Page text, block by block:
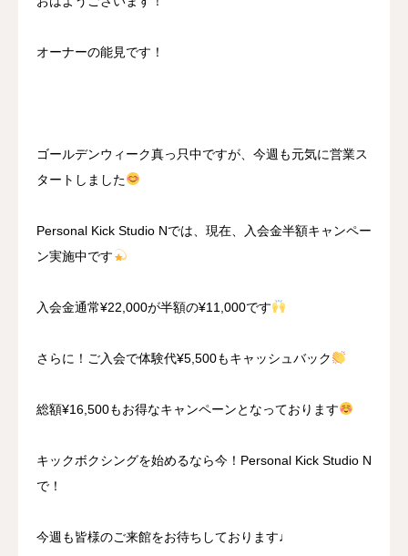
オーナーの能見です！
ゴールデンウィーク真っ只中ですが、今週も元気に営業ス
タートしました
Personal Kick Studio Nでは、現在、入会金半額キャンペー
ン実施中です
入会金通常¥22,000が半額の¥11,000です
さらに！ご入会で体験代¥5,500もキャッシュバック
総額¥16,500もお得なキャンペーンとなっております
キックボクシングを始めるなら今！Personal Kick Studio N
で！
今週も皆様のご来館をお待ちしております♩